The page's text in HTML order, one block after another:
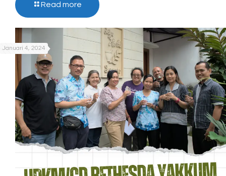
Read more
Januari 4, 2024